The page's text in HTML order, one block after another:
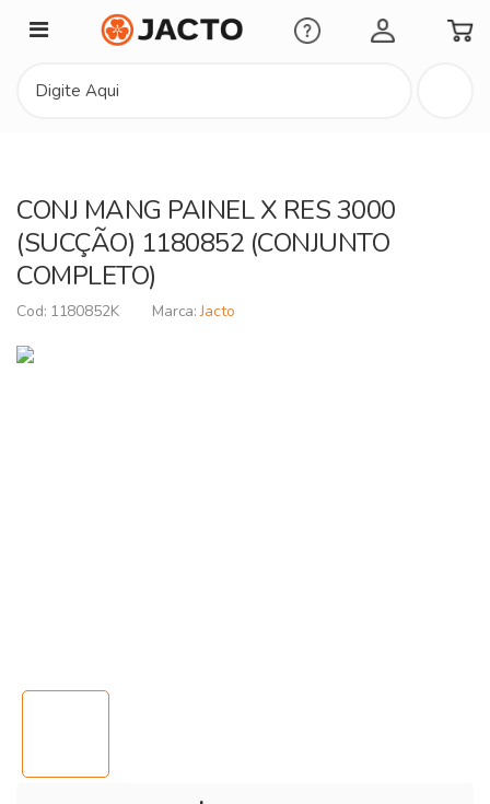
Minha Conta
CONJ MANG PAINEL X RES 3000
(SUCÇÃO) 1180852 (CONJUNTO
COMPLETO)
1180852K Jacto